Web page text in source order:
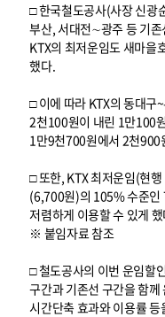
□ 한국철도공사(사장 신광
부산, 서대전∼광주 등 기
KTX의 최저운임도 새마을
했다.
□ 이에 따라 KTX의 동대구
2천100원이 내린 1만100
1만9천700원에서 2천900
□ 또한, KTX 최저운임(현
(6,700원)의 105% 수준인
저렴하게 이용할 수 있게
※ 붙임자료 참조
□ 철도공사의 이번 운임할
구간과 기존선 구간을 함께
시간단축 효과와 이용률